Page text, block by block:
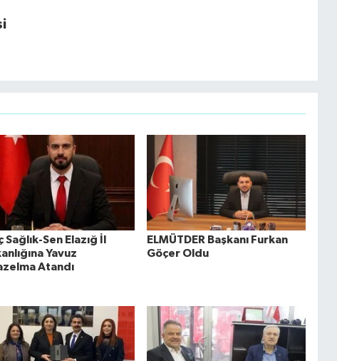
Sağlık-Sen Elazığ İl
Yavuz
Atandı
ELMÜTDER Başkanı Furkan
Göçer Oldu